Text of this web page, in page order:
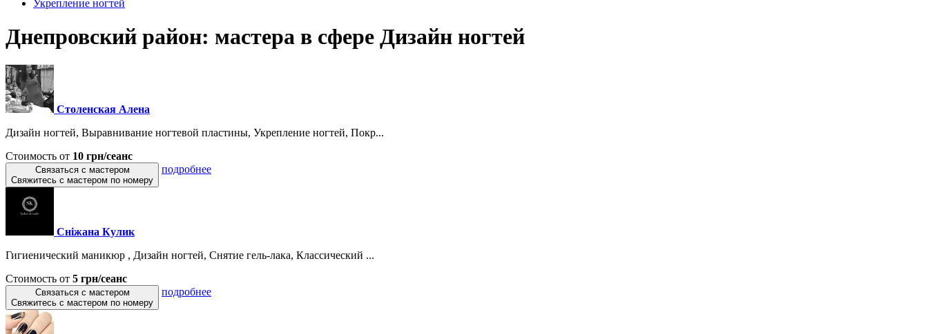
Укрепление ногтей
Днепровский район: мастера в сфере Дизайн ногтей
Столенская Алена
Дизайн ногтей, Выравнивание ногтевой пластины, Укрепление ногтей, Покр...
Стоимость от 10 грн/сеанс
Связаться с мастером
Свяжитесь с мастером по номеру
подробнее
Сніжана Кулик
Гигиенический маникюр , Дизайн ногтей, Снятие гель-лака, Классический ...
Стоимость от 5 грн/сеанс
Связаться с мастером
Свяжитесь с мастером по номеру
подробнее